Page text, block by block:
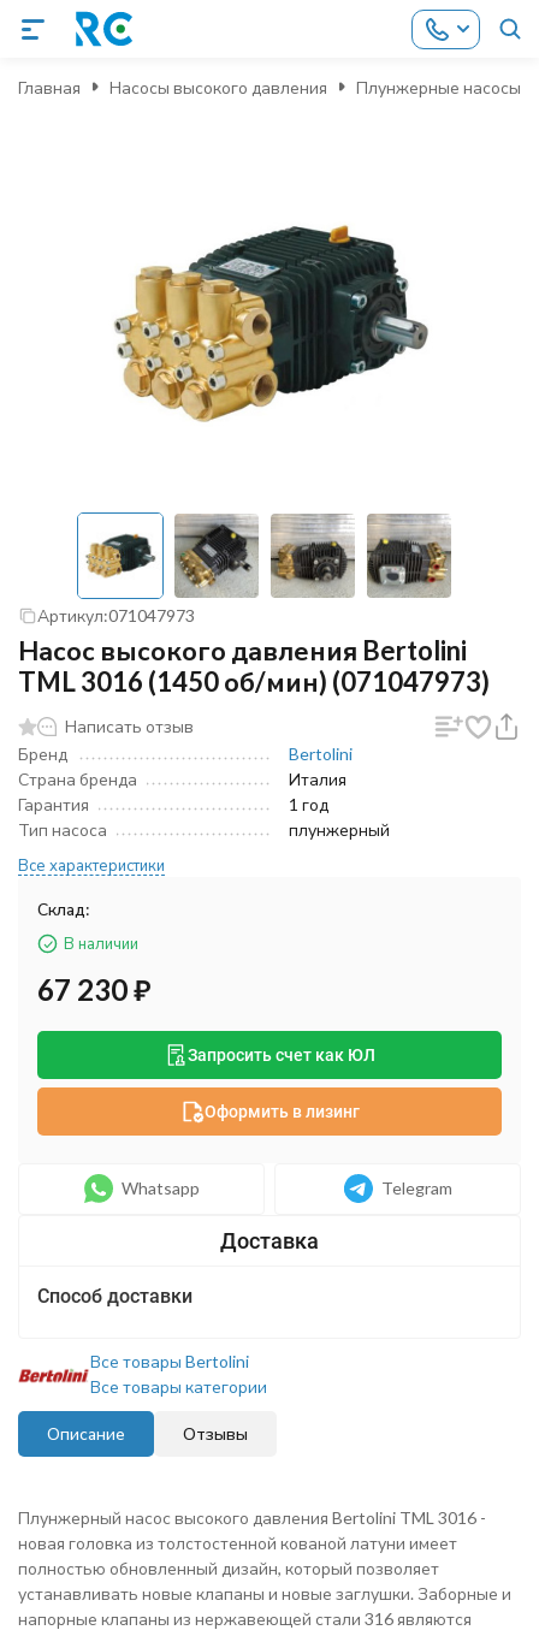
Главная Насосы высокого давления Плунжерные насосы
Артикул:071047973
Насос высокого давления Bertolini
TML 3016 (1450 об/мин) (071047973)
Написать отзыв
Бренд
Bertolini
Страна бренда
Италия
Гарантия
1 год
Тип насоса
плунжерный
Все характеристики
Склад:
В наличии
67 230₽
Запросить счет как ЮЛ
Оформить в лизинг
Whatsapp Telegram
Способ доставки
Все товары Bertolini
Все товары категории
Описание Отзывы
Плунжерный насос высокого давления Bertolini TML 3016 -
новая головка из толстостенной кованой латуни имеет
полностью обновленный дизайн, который позволяет
устанавливать новые клапаны и новые заглушки. Заборные и
напорные клапаны из нержавеющей стали 316 являются